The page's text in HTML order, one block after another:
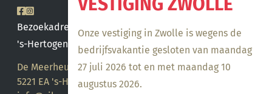
Onze vestiging in Zwolle is wegens de
bedrijfsvakantie gesloten van maandag
27 juli 2026 tot en met maandag 10
augustus 2026.
Bezoekadres
's-Hertogenbosch
De Meerheuvel 21
5221 EA 's-Hertogenbosch